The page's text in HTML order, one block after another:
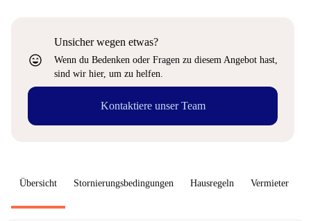
sentiment_very_satisfied
Unsicher wegen etwas?
Wenn du Bedenken oder Fragen zu diesem Angebot hast,
sind wir hier, um zu helfen.
Kontaktiere unser Team
Übersicht Stornierungsbedingungen Hausregeln Vermieter